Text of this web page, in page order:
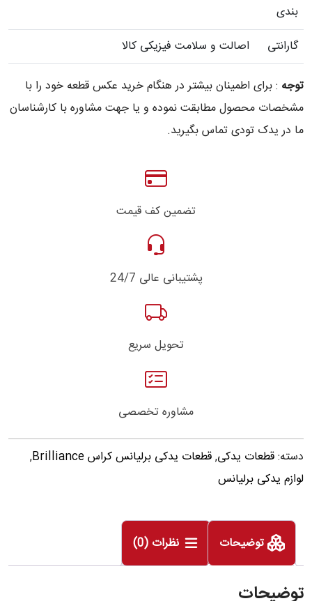
بندی
گارانتی اصالت و سلامت فیزیکی کالا
توجه : برای اطمینان بیشتر در هنگام خرید عکس قطعه خود را با
مشخصات محصول مطابقت نموده و یا جهت مشاوره با کارشناسان
ما در یدک تودی تماس بگیرید.
تضمین کف قیمت
پشتیبانی عالی 24/7
تحویل سریع
مشاوره تخصصی
دسته:قطعات یدکی,قطعات یدکی برلیانس کراس Brilliance
,
لوازم یدکی برلیانس
توضیحات نظرات (0)
توضیحات